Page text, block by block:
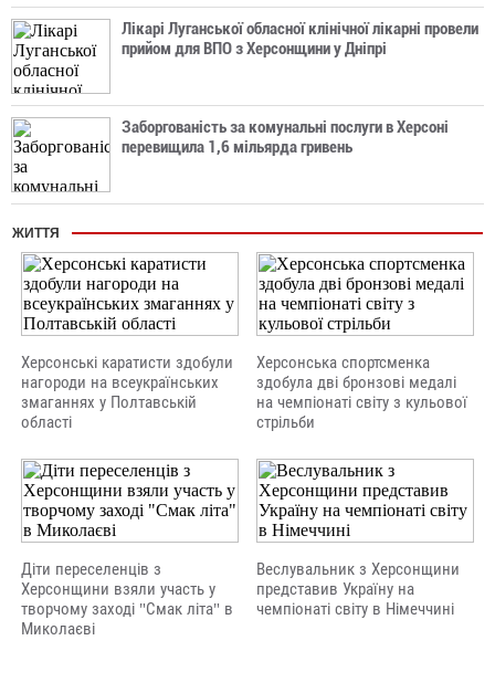
Лікарі Луганської обласної клінічної лікарні провели
прийом для ВПО з Херсонщини у Дніпрі
Заборгованість за комунальні послуги в Херсоні
перевищила 1,6 мільярда гривень
ЖИТТЯ
Херсонські каратисти здобули
нагороди на всеукраїнських
змаганнях у Полтавській
області
Херсонська спортсменка
здобула дві бронзові медалі
на чемпіонаті світу з кульової
стрільби
Діти переселенців з
Херсонщини взяли участь у
творчому заході "Смак літа" в
Миколаєві
Веслувальник з Херсонщини
представив Україну на
чемпіонаті світу в Німеччині